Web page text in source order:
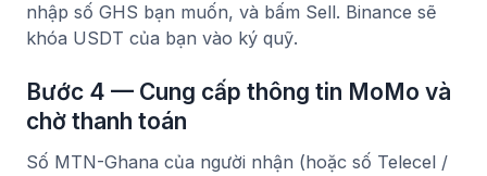
nhập số GHS bạn muốn, và bấm Sell. Binance sẽ
khóa USDT của bạn vào ký quỹ.
Bước 4 — Cung cấp thông tin MoMo và
chờ thanh toán
Số MTN-Ghana của người nhận (hoặc số Telecel /